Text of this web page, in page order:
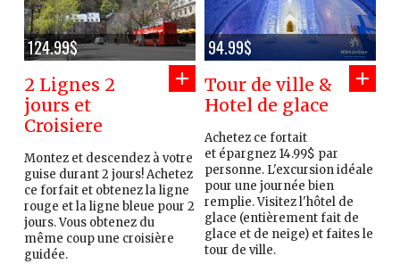
124.99$
2 Lignes 2
jours et
Croisiere
Montez et descendez à votre
guise durant 2 jours! Achetez
ce forfait et obtenez la ligne
rouge et la ligne bleue pour 2
jours. Vous obtenez du
même coup une croisière
guidée.
94.99$
Tour de ville &
Hotel de glace
Achetez ce fortait
et épargnez 14.99$ par
personne. L'excursion idéale
pour une journée bien
remplie. Visitez l'hôtel de
glace (entièrement fait de
glace et de neige) et faites le
tour de ville.